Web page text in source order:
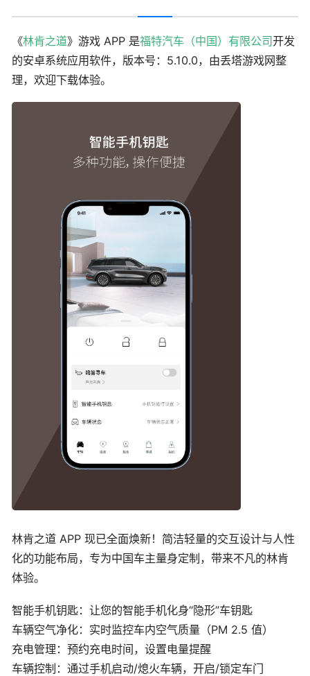
《林肯之道》游戏 APP 是福特汽车（中国）有限公司开发
的安卓系统应用软件，版本号：5.10.0，由丢塔游戏网整
理，欢迎下载体验。
林肯之道 APP 现已全面焕新！简洁轻量的交互设计与人性
化的功能布局，专为中国车主量身定制，带来不凡的林肯
体验。
智能手机钥匙：让您的智能手机化身“隐形”车钥匙
车辆空气净化：实时监控车内空气质量（PM 2.5 值）
充电管理：预约充电时间，设置电量提醒
车辆控制：通过手机启动/熄火车辆，开启/锁定车门